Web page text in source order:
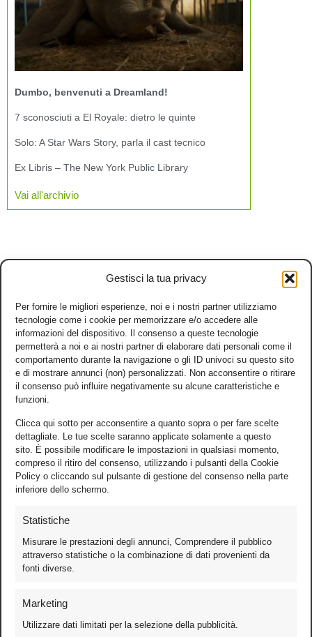
Gestisci la tua privacy
Per fornire le migliori esperienze, noi e i nostri partner utilizziamo
tecnologie come i cookie per memorizzare e/o accedere alle
informazioni del dispositivo. Il consenso a queste tecnologie
permetterà a noi e ai nostri partner di elaborare dati personali come il
comportamento durante la navigazione o gli ID univoci su questo sito
e di mostrare annunci (non) personalizzati. Non acconsentire o ritirare
il consenso può influire negativamente su alcune caratteristiche e
funzioni.
Clicca qui sotto per acconsentire a quanto sopra o per fare scelte
dettagliate. Le tue scelte saranno applicate solamente a questo
sito. È possibile modificare le impostazioni in qualsiasi momento,
compreso il ritiro del consenso, utilizzando i pulsanti della Cookie
Policy o cliccando sul pulsante di gestione del consenso nella parte
inferiore dello schermo.
Statistiche
Misurare le prestazioni degli annunci, Comprendere il pubblico
attraverso statistiche o la combinazione di dati provenienti da
fonti diverse.
Marketing
Utilizzare dati limitati per la selezione della pubblicità.
Dumbo, benvenuti a Dreamland!
7 sconosciuti a El Royale: dietro le quinte
Solo: A Star Wars Story, parla il cast tecnico
Ex Libris – The New York Public Library
Vai all'archivio